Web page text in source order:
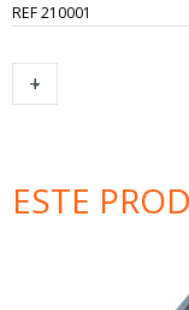
REF210001
-
KIT
DUCAPLUS
PORTA
+
ESTE